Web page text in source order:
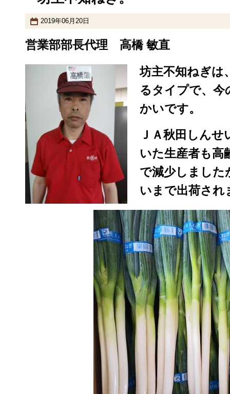
2019年06月20日
営業部部長代理 高橋 敏直
坊主不知ねぎは
るタイプで、今
かいです。
ＪＡ秋田しん
いた生産者も高
で減少しました
いまで出荷され